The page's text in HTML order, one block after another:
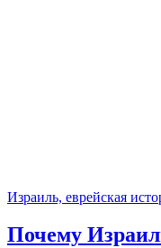
Израиль, еврейская
Почему